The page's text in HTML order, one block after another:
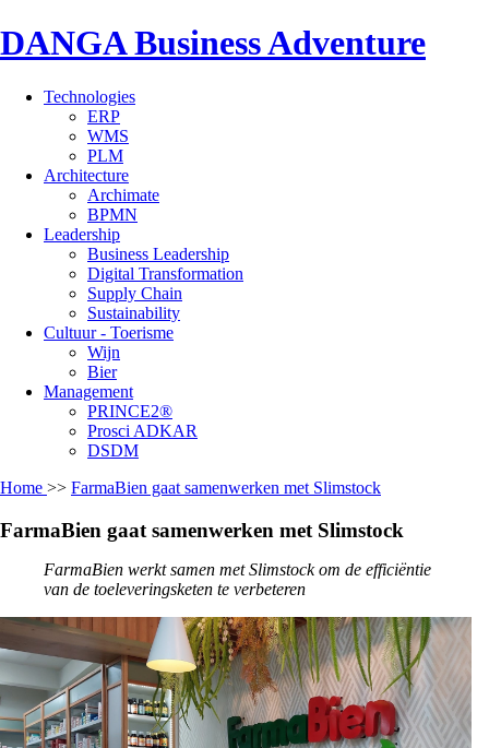
DANGA Business Adventure
Technologies
ERP
WMS
PLM
Architecture
Archimate
BPMN
Leadership
Business Leadership
Digital Transformation
Supply Chain
Sustainability
Cultuur - Toerisme
Wijn
Bier
Management
PRINCE2®
Prosci ADKAR
DSDM
Home >> FarmaBien gaat samenwerken met Slimstock
FarmaBien gaat samenwerken met Slimstock
FarmaBien werkt samen met Slimstock om de efficiëntie
van de toeleveringsketen te verbeteren